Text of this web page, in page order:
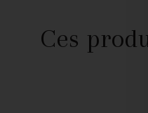
Ces